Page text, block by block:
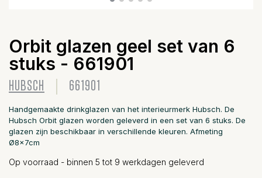
Orbit glazen geel set van 6
stuks - 661901
HUBSCH 661901
Handgemaakte drinkglazen van het interieurmerk Hubsch. De
Hubsch Orbit glazen worden geleverd in een set van 6 stuks. De
glazen zijn beschikbaar in verschillende kleuren. Afmeting
Ø8x7cm
Op voorraad - binnen 5 tot 9 werkdagen geleverd